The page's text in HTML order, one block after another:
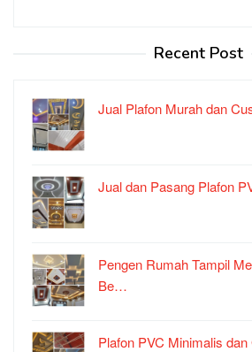
Recent Post
Jual Plafon Murah dan
Jual dan Pasang Plafon
Pengen Rumah Tampil
Be…
Plafon PVC Minimalis